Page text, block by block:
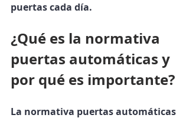
puertas cada día.
¿Qué es la normativa
puertas automáticas y
por qué es importante?
La normativa puertas automáticas